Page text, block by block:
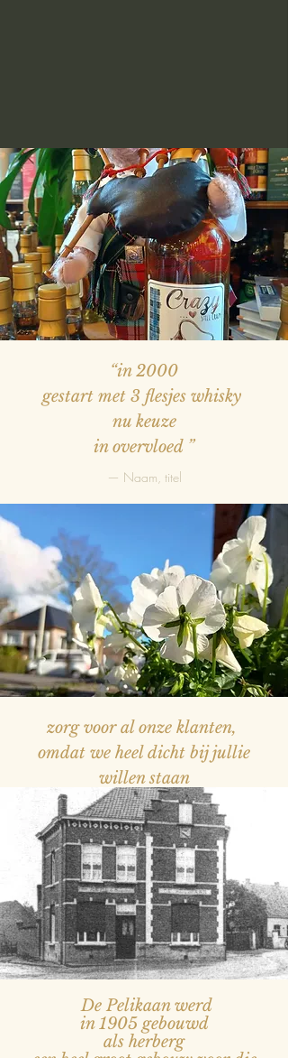
“in 2000
gestart met 3 flesjes whisky
nu keuze
in overvloed ”
— Naam, titel
zorg voor al onze klanten,
omdat we heel dicht bij jullie
willen staan
— Naam, titel
De Pelikaan werd
in 1905 gebouwd
als herberg